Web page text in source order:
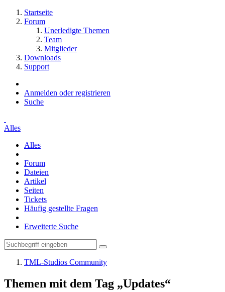
Startseite
Forum
Unerledigte Themen
Team
Mitglieder
Downloads
Support
Anmelden oder registrieren
Suche
Alles
Alles
Forum
Dateien
Artikel
Seiten
Tickets
Häufig gestellte Fragen
Erweiterte Suche
TML-Studios Community
Themen mit dem Tag „Updates“